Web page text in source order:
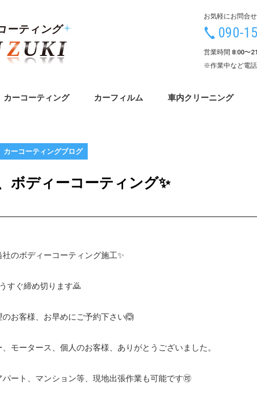
お気軽にお問合
090-
営業時間 8:00〜
※作業中など電
カーコーティング カーフィルム 車内クリーニング
カーコーティングブログ
ボディーコーティング✨
のボディーコーティング施工✨
すぐ締め切ります🙇
お客様、お早めにご予約下さい🙆
モータース、個人のお客様、ありがとうございました。
パート、マンション等、現地出張作業も可能です🉑